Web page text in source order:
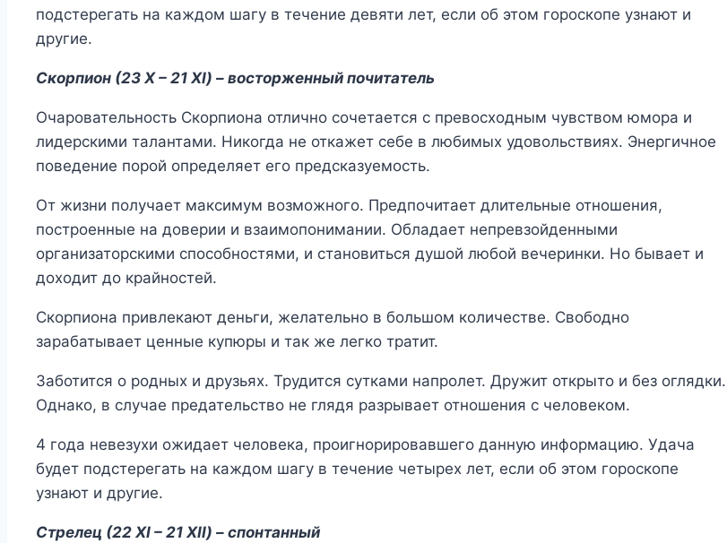
подстерегать на каждом шагу в течение девяти лет, если об этом гороскопе узнают и
другие.
Скорпион (23 X – 21 XI) – восторженный почитатель
Очаровательность Скорпиона отлично сочетается с превосходным чувством юмора и
лидерскими талантами. Никогда не откажет себе в любимых удовольствиях. Энергичное
поведение порой определяет его предсказуемость.
От жизни получает максимум возможного. Предпочитает длительные отношения,
построенные на доверии и взаимопонимании. Обладает непревзойденными
организаторскими способностями, и становиться душой любой вечеринки. Но бывает и
доходит до крайностей.
Скорпиона привлекают деньги, желательно в большом количестве. Свободно
зарабатывает ценные купюры и так же легко тратит.
Заботится о родных и друзьях. Трудится сутками напролет. Дружит открыто и без оглядки.
Однако, в случае предательство не глядя разрывает отношения с человеком.
4 года невезухи ожидает человека, проигнорировавшего данную информацию. Удача
будет подстерегать на каждом шагу в течение четырех лет, если об этом гороскопе
узнают и другие.
Стрелец (22 XI – 21 XII) – спонтанный